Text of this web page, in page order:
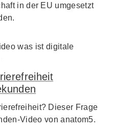
in der EU umgesetzt
Dieser Frage
Video von anatom5.